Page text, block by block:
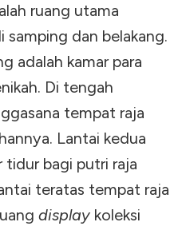
ruang utama
samping dan belakang.
adalah kamar para
Di tengah
tempat raja
Lantai kedua
tidur bagi putri raja
teratas tempat raja
display koleksi